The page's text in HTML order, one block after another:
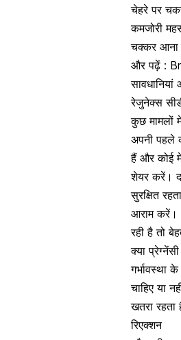
चेहरे पर
कमजोरी
चक्कर आना
और पढ़ें :
रेजुनेक्स
कुछ मामलों
अपनी पहले
हैं और कोई
शेयर करें।
सुरक्षित
आराम करें।
रही है तो
क्या
गर्भावस्था के
चाहिए या
खतरा
रिएक्शन